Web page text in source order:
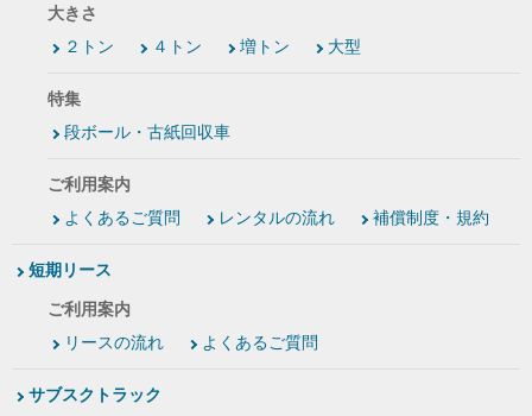
大きさ
２トン
４トン 増トン 大型
特集
段ボール・古紙回収車
ご利用案内
よくあるご質問
レンタルの流れ 補償制度・規約
短期リース
ご利用案内
リースの流れ
よくあるご質問
サブスクトラック